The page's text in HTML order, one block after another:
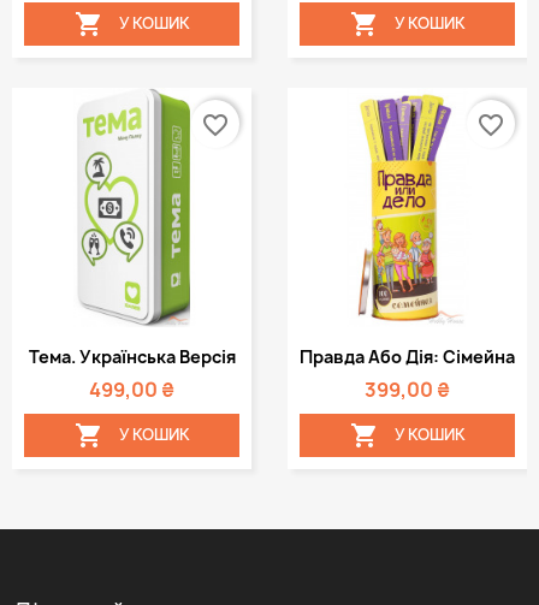
 У КОШИК  У КОШИК
Тема. Українська Версія
499,00 ₴
 У КОШИК
favorite_border
Правда Або Дія: Сімейна
399,00 ₴
 У КОШИК
favorite_border